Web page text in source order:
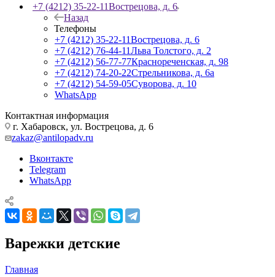
+7 (4212) 35-22-11Вострецова, д. 6
Назад
Телефоны
+7 (4212) 35-22-11Вострецова, д. 6
+7 (4212) 76-44-11Льва Толстого, д. 2
+7 (4212) 56-77-77Краснореченская, д. 98
+7 (4212) 74-20-22Стрельникова, д. 6а
+7 (4212) 54-59-05Суворова, д. 10
WhatsApp
Контактная информация
г. Хабаровск, ул. Вострецова, д. 6
zakaz@antilopadv.ru
Вконтакте
Telegram
WhatsApp
Варежки детские
Главная